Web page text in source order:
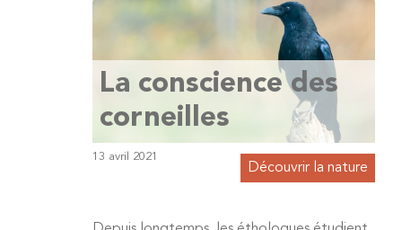
La conscience des
corneilles
13 avril 2021
Découvrir la nature